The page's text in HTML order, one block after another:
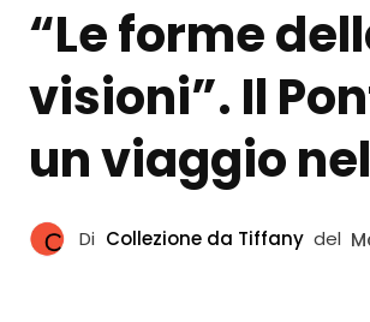
“Le forme
visioni”. Il
un viaggio
Di Collezione da Tiffany del